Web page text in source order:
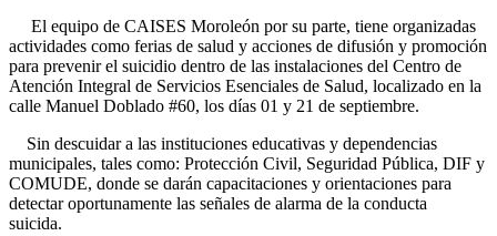
El equipo de CAISES Moroleón por su parte, tiene organizadas
actividades como ferias de salud y acciones de difusión y promoción
para prevenir el suicidio dentro de las instalaciones del Centro de
Atención Integral de Servicios Esenciales de Salud, localizado en la
calle Manuel Doblado #60, los días 01 y 21 de septiembre.
Sin descuidar a las instituciones educativas y dependencias
municipales, tales como: Protección Civil, Seguridad Pública, DIF y
COMUDE, donde se darán capacitaciones y orientaciones para
detectar oportunamente las señales de alarma de la conducta
suicida.